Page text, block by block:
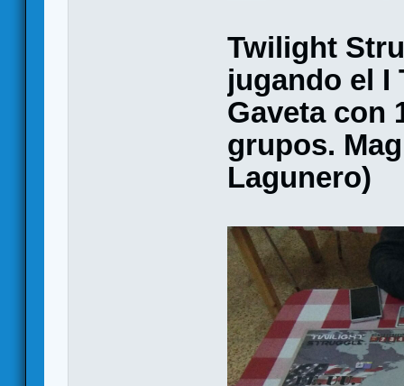
Twilight
jugando el I
Gaveta con
grupos.
Lagunero)